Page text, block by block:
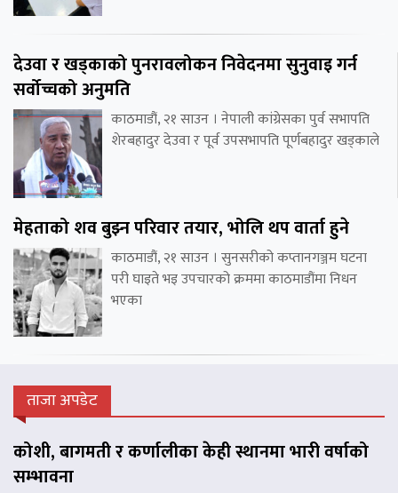
देउवा र खड्काको पुनरावलोकन निवेदनमा सुनुवाइ गर्न
सर्वोच्चको अनुमति
काठमाडौं, २१ साउन । नेपाली कांग्रेसका पुर्व सभापति
शेरबहादुर देउवा र पूर्व उपसभापति पूर्णबहादुर खड्काले
मेहताको शव बुझ्न परिवार तयार, भोलि थप वार्ता हुने
काठमाडौं, २१ साउन । सुनसरीको कप्तानगञ्जम घटना
परी घाइते भइ उपचारको क्रममा काठमाडौंमा निधन
भएका
ताजा अपडेट
कोशी, बागमती र कर्णालीका केही स्थानमा भारी वर्षाको
सम्भावना